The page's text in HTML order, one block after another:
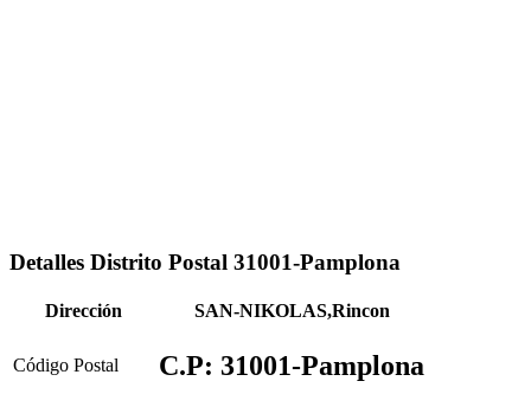
Detalles Distrito Postal 31001-Pamplona
Dirección SAN-NIKOLAS,Rincon
Código Postal C.P: 31001-Pamplona